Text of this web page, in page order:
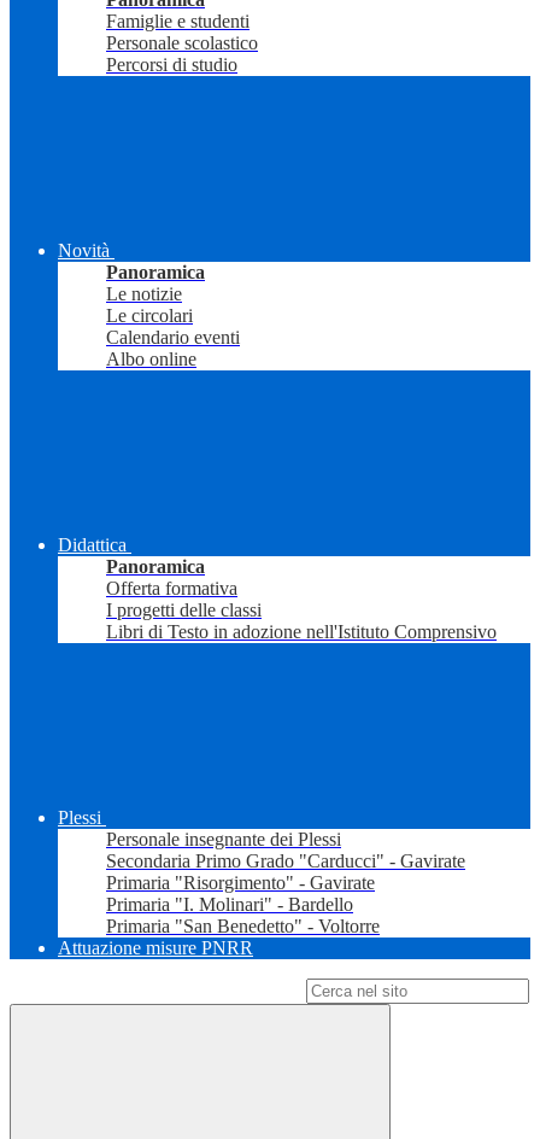
Famiglie e studenti
Personale scolastico
Percorsi di studio
Novità
Panoramica
Le notizie
Le circolari
Calendario eventi
Albo online
Didattica
Panoramica
Offerta formativa
I progetti delle classi
Libri di Testo in adozione nell'Istituto Comprensivo
Plessi
Personale insegnante dei Plessi
Secondaria Primo Grado "Carducci" - Gavirate
Primaria "Risorgimento" - Gavirate
Primaria "I. Molinari" - Bardello
Primaria "San Benedetto" - Voltorre
Attuazione misure PNRR